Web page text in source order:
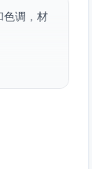
调，材